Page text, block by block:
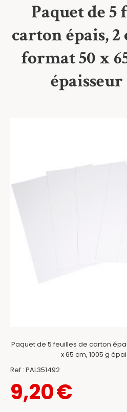
Paquet de 5
carton épais, 2
format 50 x
épaisseur
Paquet de 5 feuilles de carton
x 65 cm, 1005 g
Ref : PAL351492
9,20€